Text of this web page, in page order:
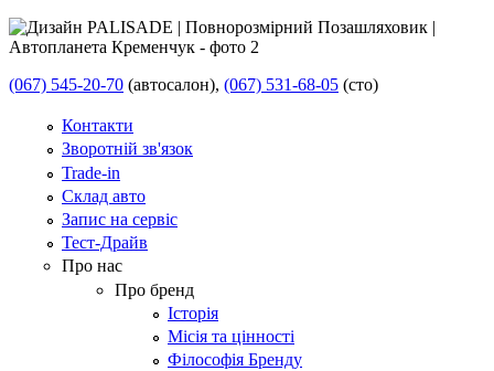
(067) 545-20-70 (автосалон), (067) 531-68-05 (сто)
Контакти
Зворотній зв'язок
Trade-in
Склад авто
Запис на сервіс
Тест-Драйв
Про нас
Про бренд
Історія
Місія та цінності
Філософія Бренду